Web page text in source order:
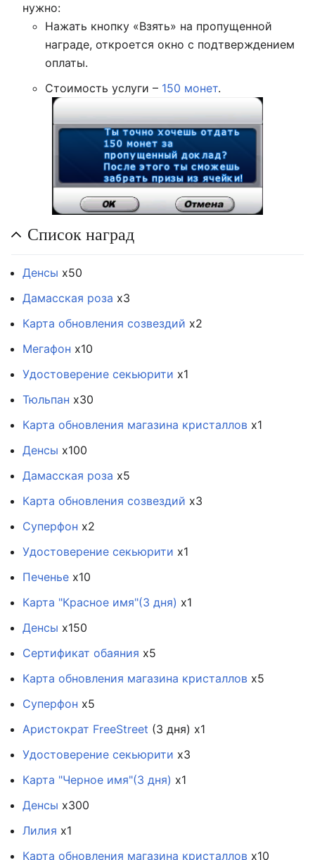
нужно:
Нажать кнопку «Взять» на пропущенной
награде, откроется окно с подтверждением
оплаты.
Стоимость услуги – 150 монет.
Список наград
Денсы х50
Дамасская роза х3
Карта обновления созвездий х2
Мегафон х10
Удостоверение секьюрити х1
Тюльпан х30
Карта обновления магазина кристаллов х1
Денсы х100
Дамасская роза х5
Карта обновления созвездий х3
Суперфон х2
Удостоверение секьюрити х1
Печенье х10
Карта "Красное имя"(3 дня) х1
Денсы х150
Сертификат обаяния х5
Карта обновления магазина кристаллов х5
Суперфон х5
Аристократ FreeStreet (3 дня) х1
Удостоверение секьюрити х3
Карта "Черное имя"(3 дня) х1
Денсы х300
Лилия х1
Карта обновления магазина кристаллов х10